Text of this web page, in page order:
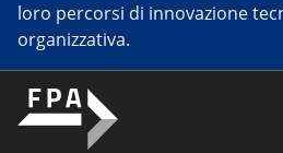
loro percorsi di innovazione
organizzativa.